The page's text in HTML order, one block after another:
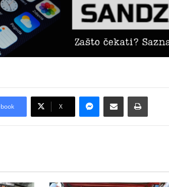
X
Messenger
Pošalji preko E-Maila Printaj